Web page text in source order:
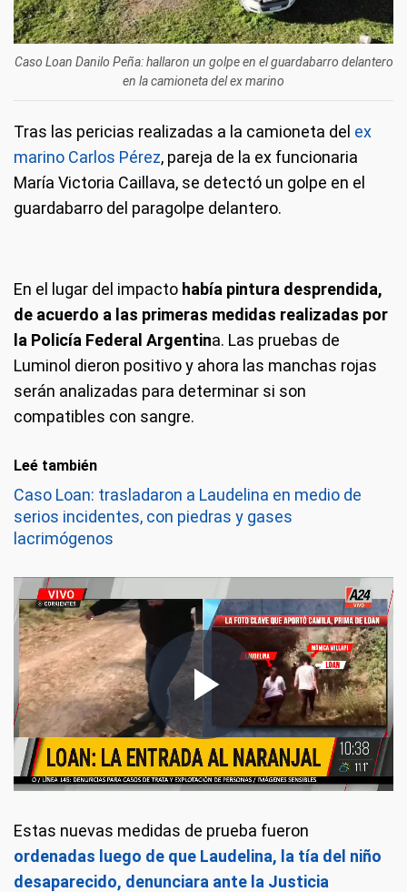
Caso Loan Danilo Peña: hallaron un golpe en el guardabarro delantero
en la camioneta del ex marino
Tras las pericias realizadas a la camioneta del ex
marino Carlos Pérez, pareja de la ex funcionaria
María Victoria Caillava, se detectó un golpe en el
guardabarro del paragolpe delantero.
En el lugar del impacto había pintura desprendida,
de acuerdo a las primeras medidas realizadas por
la Policía Federal Argentina. Las pruebas de
Luminol dieron positivo y ahora las manchas rojas
serán analizadas para determinar si son
compatibles con sangre.
Leé también
Caso Loan: trasladaron a Laudelina en medio de
serios incidentes, con piedras y gases
lacrimógenos
Estas nuevas medidas de prueba fueron
ordenadas luego de que Laudelina, la tía del niño
desaparecido, denunciara ante la Justicia